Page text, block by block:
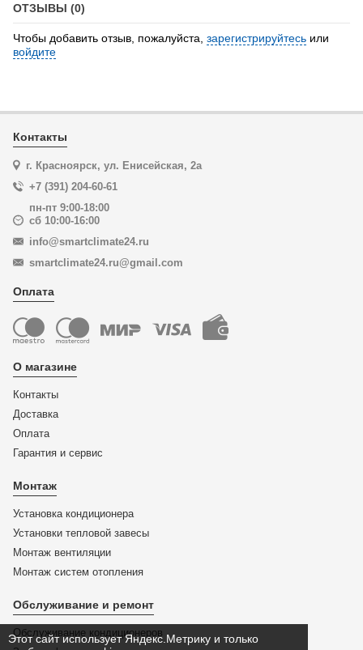
Этот сайт использует Яндекс.Метрику и только
ОТЗЫВЫ (0)
Чтобы добавить отзыв, пожалуйста, зарегистрируйтесь или
войдите
Контакты
г. Красноярск, ул. Енисейская, 2а
+7 (391) 204-60-61
пн-пт 9:00-18:00
сб 10:00-16:00
info@smartclimate24.ru
smartclimate24.ru@gmail.com
Оплата
О магазине
Контакты
Доставка
Оплата
Гарантия и сервис
Монтаж
Установка кондиционера
Установки тепловой завесы
Монтаж вентиляции
Монтаж систем отопления
Обслуживание и ремонт
Обслуживание кондиционеров